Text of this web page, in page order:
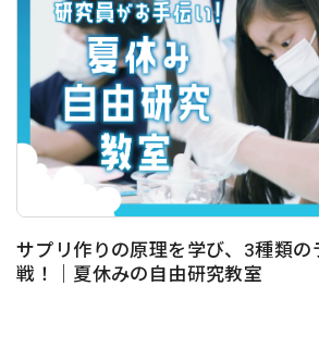
サプリ作りの原理を学び、3種類の
戦！｜夏休みの自由研究教室